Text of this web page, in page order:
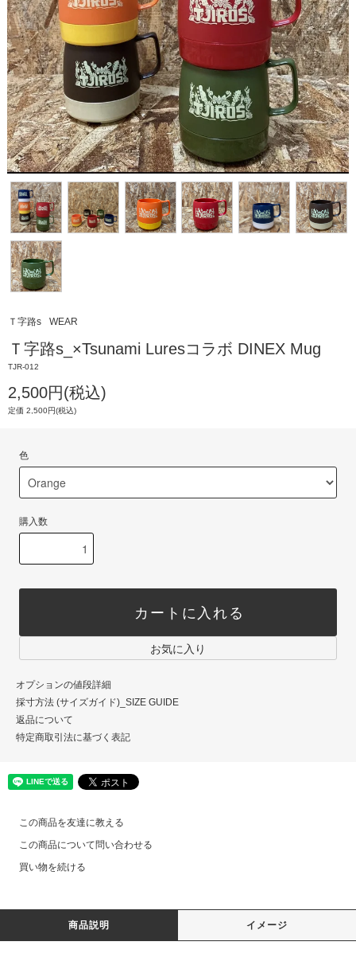
Ｔ字路s WEAR
Ｔ字路s_×Tsunami Luresコラボ DINEX Mug
TJR-012
2,500円(税込)
定価 2,500円(税込)
色
購入数
カートに入れる
お気に入り
オプションの値段詳細
採寸方法 (サイズガイド)_SIZE GUIDE
返品について
特定商取引法に基づく表記
この商品を友達に教える
この商品について問い合わせる
買い物を続ける
商品説明 イメージ